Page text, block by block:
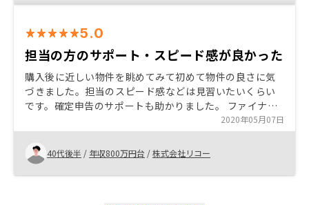
5.0
担当の方のサポート・スピード感が良かった
購入後に近しい物件を眺めてみて初めて物件の良さに気
づきました。担当のスピード感などは見習いたいくらい
です。確定申告のサポートも助かりました。 ファイナン
シャルプランニングの相談サービスがあると入り口のハ
ードルがさらに下がり、購入後には長期レンジでの付き
合いになれると思います。
2020年05月07日
40代後半 / 年収800万円台 /株式会社リコー